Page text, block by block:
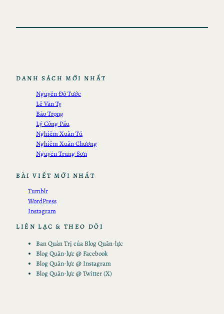
DANH SÁCH MỚI NHẤT
Nguyễn Đỗ Tước
Lê Văn Tỵ
Bảo Trọng
Lý Công Pẩu
Nghiêm Xuân Tú
Nghiêm Xuân Chương
Nguyễn Trung Sơn
BÀI VIẾT MỚI NHẤT
Tumblr
WordPress
Instagram
LIÊN LẠC & THEO DÕI
Ban Quản Trị của Blog Quân-lực
Blog Quân-lực @ Facebook
Blog Quân-lực @ Instagram
Blog Quân-lực @ Twitter (X)